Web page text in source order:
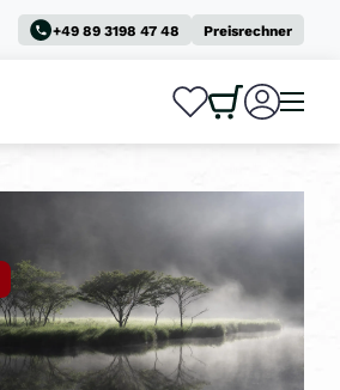
+49 89 3198 47 48 Preisrechner
0